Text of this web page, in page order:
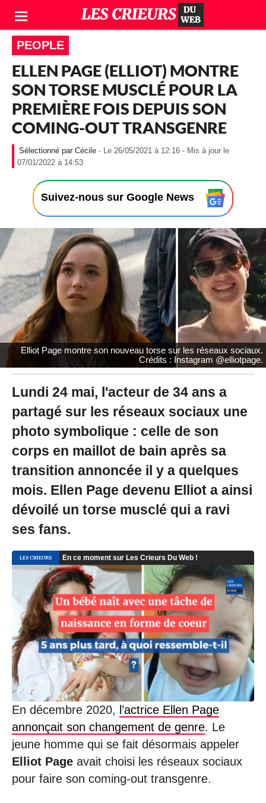
PEOPLE
ELLEN PAGE (ELLIOT) MONTRE
SON TORSE MUSCLÉ POUR LA
PREMIÈRE FOIS DEPUIS SON
COMING-OUT TRANSGENRE
Cécile - Le 26/05/2021 à 12:16 - Mis à jour le
07/01/2022 à 14:53
2
/
0
5
/
2
0
2
1
:
1
6
-
M
i
s
j
u
r
l
7
/
2
0
2
2
à
1
4
:
5
3
Suivez-nous sur Google News
Elliot Page montre son nouveau torse sur les réseaux sociaux.
Crédits : Instagram @elliotpage.
Lundi 24 mai, l'acteur de 34 ans a
partagé sur les réseaux sociaux une
photo symbolique : celle de son
corps en maillot de bain après sa
transition annoncée il y a quelques
mois. Ellen Page devenu Elliot a ainsi
dévoilé un torse musclé qui a ravi
ses fans.
En décembre 2020, l’actrice Ellen Page
annonçait son changement de genre. Le
jeune homme qui se fait désormais appeler
Elliot Page avait choisi les réseaux sociaux
pour faire son coming-out transgenre.